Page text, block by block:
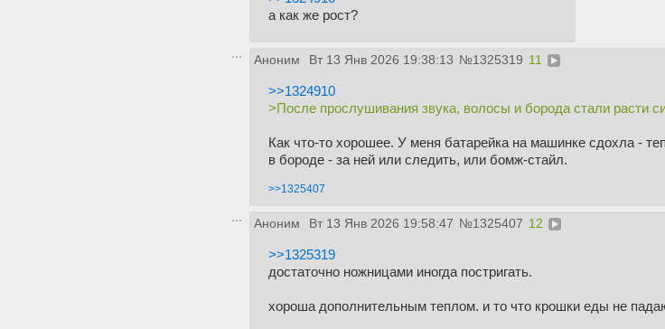
а как же рост?
Аноним Вт 13 Янв 2026 19:38:13 №1325319 11
>>1324910
>После прослушивания звука, волосы и борода стали расти
Как что-то хорошее. У меня батарейка на машинке сдохла -
в бороде - за ней или следить, или бомж-стайл.
>>1325407
Аноним Вт 13 Янв 2026 19:58:47 №1325407 12
>>1325319
достаточно ножницами иногда постригать.
хороша дополнительным теплом. и то что крошки еды не